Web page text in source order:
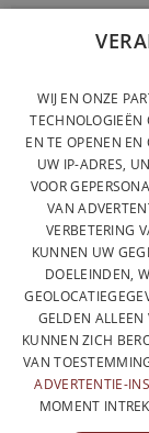
VOLLEDIG
PRIVACYBELEID
ALGEMENE
SITEMAP
WIJ EN ONZE
TECHNOLOGIEËN
EN TE OPENEN EN
UW IP-ADRES,
VOOR
VAN
VERBETERING
KUNNEN UW
DOELEINDEN,
GELDEN ALLEEN
KUNNEN ZICH
VAN
ADVERTENTIE-
MOMENT